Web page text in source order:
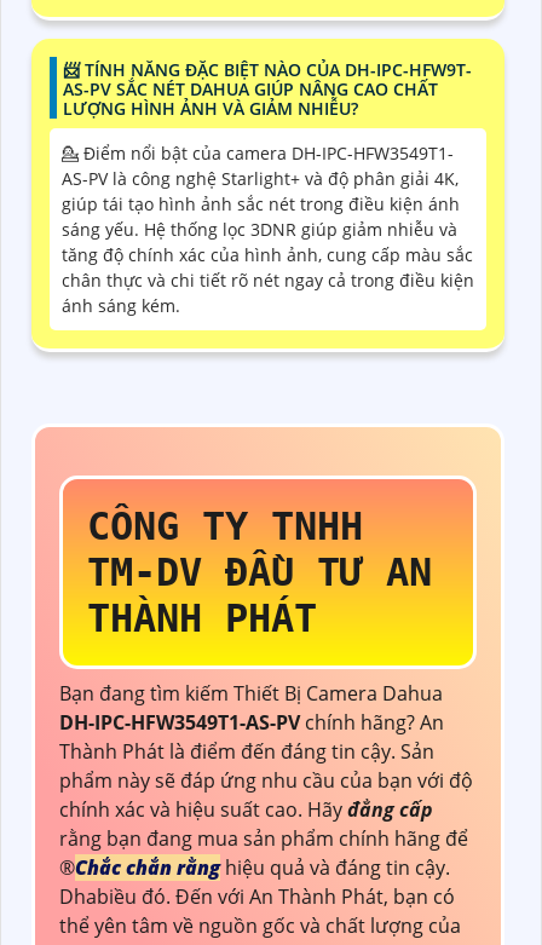
📨 TÍNH NĂNG ĐẶC BIỆT NÀO CỦA DH-IPC-HFW9T-
AS-PV SẮC NÉT DAHUA GIÚP NÂNG CAO CHẤT
LƯỢNG HÌNH ẢNH VÀ GIẢM NHIỄU?
💁 Điểm nổi bật của camera DH-IPC-HFW3549T1-
AS-PV là công nghệ Starlight+ và độ phân giải 4K,
giúp tái tạo hình ảnh sắc nét trong điều kiện ánh
sáng yếu. Hệ thống lọc 3DNR giúp giảm nhiễu và
tăng độ chính xác của hình ảnh, cung cấp màu sắc
chân thực và chi tiết rõ nét ngay cả trong điều kiện
ánh sáng kém.
CÔNG TY TNHH
TM-DV ĐẦU TƯ AN
THÀNH PHÁT
Bạn đang tìm kiếm Thiết Bị Camera Dahua
DH-IPC-HFW3549T1-AS-PVchính hãng? An
Thành Phát là điểm đến đáng tin cậy. Sản
phẩm này sẽ đáp ứng nhu cầu của bạn với độ
chính xác và hiệu suất cao. Hãyđẳng cấp
rằng bạn đang mua sản phẩm chính hãng để
®️Chắc chắn rằnghiệu quả và đáng tin cậy.
Dhabiều đó. Đến với An Thành Phát, bạn có
thể yên tâm về nguồn gốc và chất lượng của